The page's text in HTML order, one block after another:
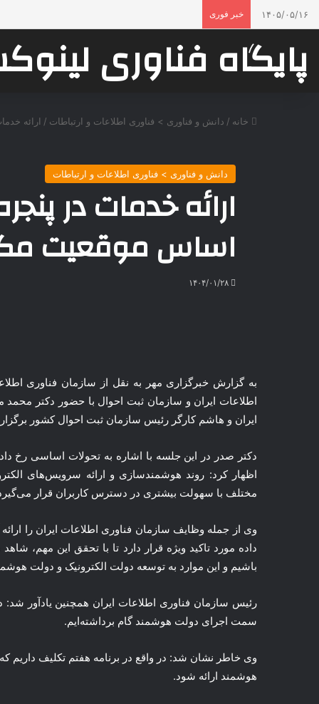
۱۴۰۵/۰۵/۱۶ خبر فوری
پایگاه فناوری
خانه / دانش و فناوری > فناوری اطلاعات و ارتباطات / ارائه
دانش و فناوری > فناوری اطلاعات و ارتباطات
ارائه خدمات در
اساس موقعیت
۱۴۰۴/۰۱/۲۸
به گزارش خبرگزاری مهر به نقل از سازمان فناوری
اطلاعات ایران و سازمان ثبت احوال با حضور دکتر
ایران و هاشم کارگر رئیس سازمان ثبت احوال کشور
دکتر صدر در این جلسه با اشاره به تحولات اساسی رخ
اظهار کرد: روند هوشمندسازی و ارائه سرویس‌های
مختلف با سهولت بیشتری در دسترس کاربران قرار
وی از جمله وظایف سازمان فناوری اطلاعات ایران را
داده مورد تاکید ویژه قرار دارد تا با تحقق این مهم،
باشیم و این موارد به توسعه دولت الکترونیک و دولت
رئیس سازمان فناوری اطلاعات ایران همچنین یادآور
سمت اجرای دولت هوشمند گام برداشته‌ایم.
هوشمند ارائه شود.